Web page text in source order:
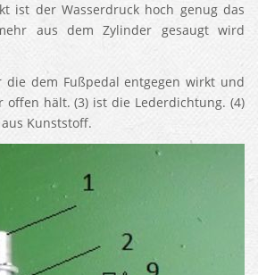
ist der Wasserdruck hoch genug das
aus dem Zylinder gesaugt wird
die dem Fußpedal entgegen wirkt und
offen hält. (3) ist die Lederdichtung. (4)
Kunststoff.